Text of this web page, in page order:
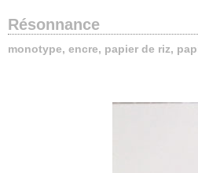
Résonnance
monotype, encre, papier de riz,